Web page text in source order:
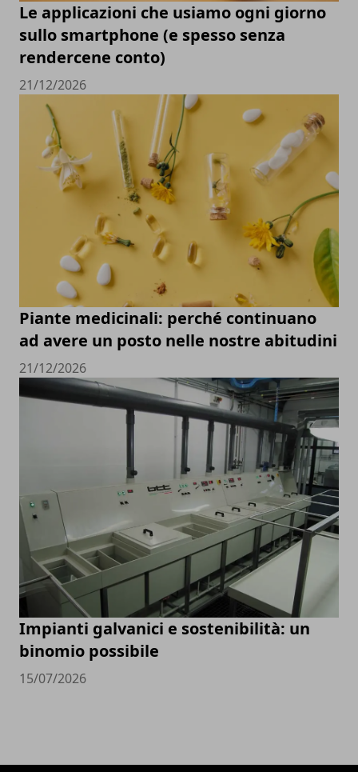
Le applicazioni che usiamo ogni giorno
sullo smartphone (e spesso senza
rendercene conto)
21/12/2026
Piante medicinali: perché continuano
ad avere un posto nelle nostre abitudini
21/12/2026
Impianti galvanici e sostenibilità: un
binomio possibile
15/07/2026